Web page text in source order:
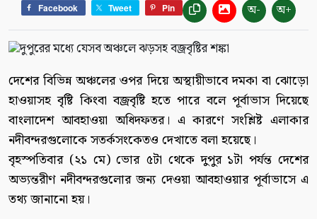
Facebook Tweet Pin অ- অ+
দেশের বিভিন্ন অঞ্চলের ওপর দিয়ে অস্থায়ীভাবে দমকা বা ঝোড়ো
হাওয়াসহ বৃষ্টি কিংবা বজ্রবৃষ্টি হতে পারে বলে পূর্বাভাস দিয়েছে
বাংলাদেশ আবহাওয়া অধিদফতর। এ কারণে সংশ্লিষ্ট এলাকার
নদীবন্দরগুলোকে সতর্কসংকেতও দেখাতে বলা হয়েছে।
বৃহস্পতিবার (২১ মে) ভোর ৫টা থেকে দুপুর ১টা পর্যন্ত দেশের
অভ্যন্তরীণ নদীবন্দরগুলোর জন্য দেওয়া আবহাওয়ার পূর্বাভাসে এ
তথ্য জানানো হয়।